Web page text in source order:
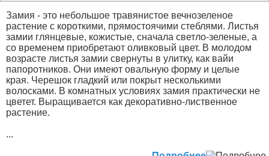
Замия - это небольшое травянистое вечнозеленое
растение с короткими, прямостоячими стеблями. Листья
замии глянцевые, кожистые, сначала светло-зеленые, а
со временем приобретают оливковый цвет. В молодом
возрасте листья замии свернуты в улитку, как вайи
папоротников. Они имеют овальную форму и целые
края. Черешок гладкий или покрыт несколькими
волосками. В комнатных условиях замия практически не
цветет. Выращивается как декоративно-лиственное
растение.
...